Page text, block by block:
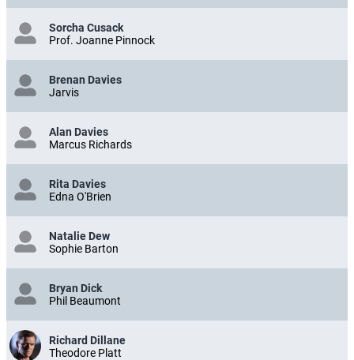
Sorcha Cusack
Prof. Joanne Pinnock
Brenan Davies
Jarvis
Alan Davies
Marcus Richards
Rita Davies
Edna O'Brien
Natalie Dew
Sophie Barton
Bryan Dick
Phil Beaumont
Richard Dillane
Theodore Platt